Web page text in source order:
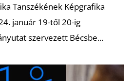
Tanszékének Képgrafika
január 19-től 20-ig
szervezett Bécsbe...